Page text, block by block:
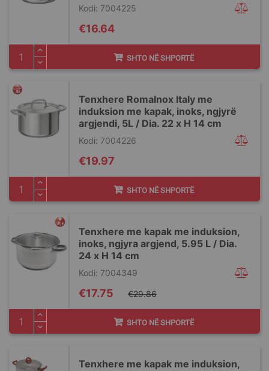
Kodi: 7004225
€16.64
SHTO NË SHPORTË
Tenxhere RomaInox Italy me
induksion me kapak, inoks, ngjyrë
argjendi, 5L / Dia. 22 x H 14 cm
Kodi: 7004226
€19.97
SHTO NË SHPORTË
Tenxhere me kapak me induksion,
inoks, ngjyra argjend, 5.95 L / Dia.
24 x H 14 cm
Kodi: 7004349
Special
Price
€17.75 €29.86
SHTO NË SHPORTË
Tenxhere me kapak me induksion,